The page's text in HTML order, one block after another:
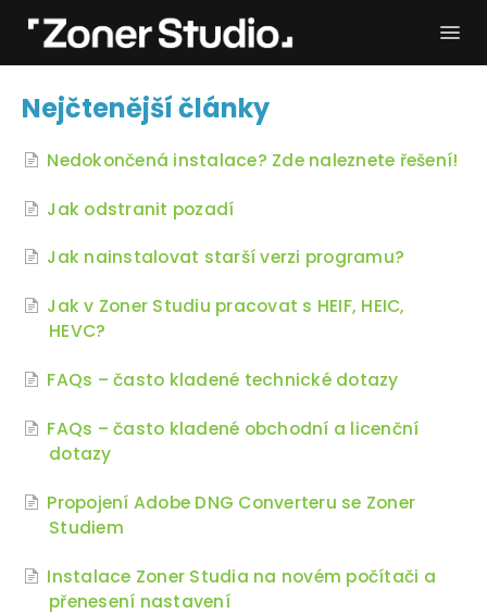
Nejčtenější články
Nedokončená instalace? Zde naleznete řešení!
Jak odstranit pozadí
Jak nainstalovat starší verzi programu?
Jak v Zoner Studiu pracovat s HEIF, HEIC,
HEVC?
FAQs – často kladené technické dotazy
FAQs – často kladené obchodní a licenční
dotazy
Propojení Adobe DNG Converteru se Zoner
Studiem
Instalace Zoner Studia na novém počítači a
přenesení nastavení